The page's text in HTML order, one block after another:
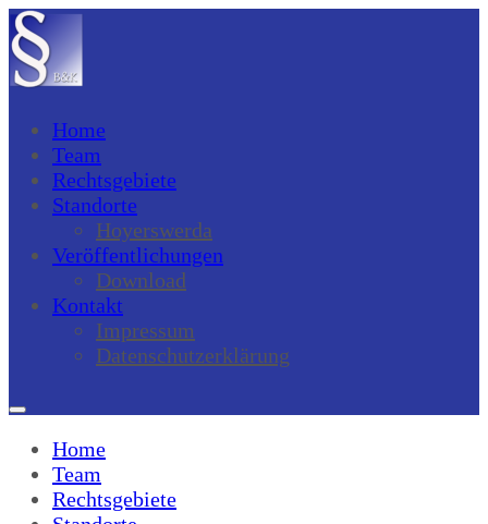
Home
Team
Rechtsgebiete
Standorte
Hoyerswerda
Veröffentlichungen
Download
Kontakt
Impressum
Datenschutzerklärung
Home
Team
Rechtsgebiete